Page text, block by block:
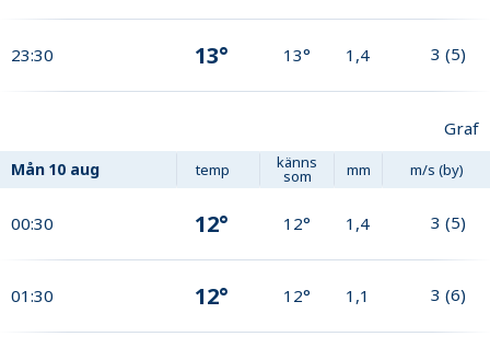
23:30 13° 13° 1,4 3 (5)
Graf
Mån 10 aug temp känns
som mm m/s (by)
00:30 12° 12° 1,4 3 (5)
01:30 12° 12° 1,1 3 (6)